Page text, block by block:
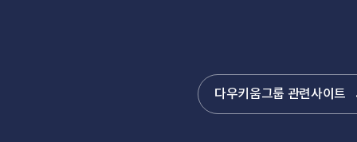
다우키움그룹 관련사이트